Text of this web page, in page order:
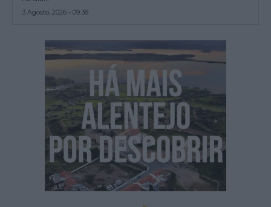
3 Agosto, 2026 - 09:38